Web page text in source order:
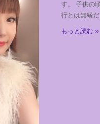
す。 子供の
行とは無縁
もっと読む »